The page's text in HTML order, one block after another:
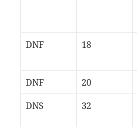
DNF 18
DNF 20
DNS
32